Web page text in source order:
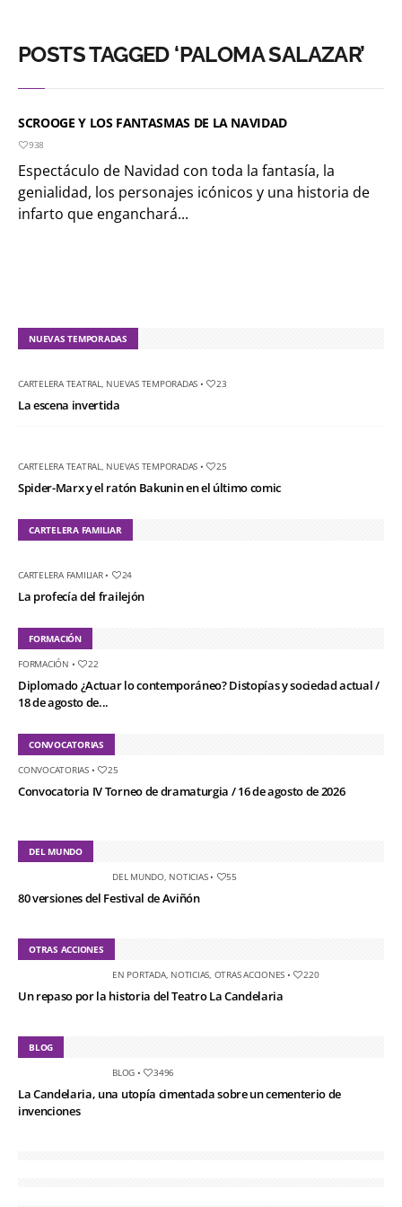
POSTS TAGGED ‘PALOMA SALAZAR’
SCROOGE Y LOS FANTASMAS DE LA NAVIDAD
938
Espectáculo de Navidad con toda la fantasía, la
genialidad, los personajes icónicos y una historia de
infarto que enganchará...
NUEVAS TEMPORADAS
CARTELERA TEATRAL NUEVAS TEMPORADAS • 23
La escena invertida
CARTELERA TEATRAL NUEVAS TEMPORADAS • 25
Spider-Marx y el ratón Bakunin en el último comic
CARTELERA FAMILIAR
CARTELERA FAMILIAR• 24
La profecía del frailejón
FORMACIÓN
FORMACIÓN • 22
Diplomado ¿Actuar lo contemporáneo? Distopías y sociedad actual /
18 de agosto de...
CONVOCATORIAS
CONVOCATORIAS• 25
Convocatoria IV Torneo de dramaturgia / 16 de agosto de 2026
DEL MUNDO
DEL MUNDO, NOTICIAS• 55
80 versiones del Festival de Aviñón
OTRAS ACCIONES
EN PORTADA, NOTICIAS OTRAS ACCIONES • 220
Un repaso por la historia del Teatro La Candelaria
BLOG
BLOG • 3496
La Candelaria, una utopía cimentada sobre un cementerio de
invenciones